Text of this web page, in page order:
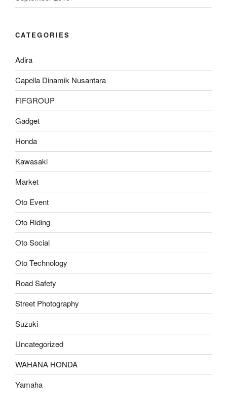
CATEGORIES
Adira
Capella Dinamik Nusantara
FIFGROUP
Gadget
Honda
Kawasaki
Market
Oto Event
Oto Riding
Oto Social
Oto Technology
Road Safety
Street Photography
Suzuki
Uncategorized
WAHANA HONDA
Yamaha